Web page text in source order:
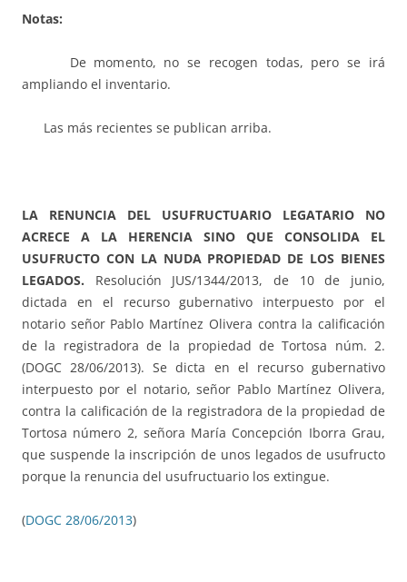
Notas:
De momento, no se recogen todas, pero se irá
ampliando el inventario.
Las más recientes se publican arriba.
LA RENUNCIA DEL USUFRUCTUARIO LEGATARIO NO
ACRECE A LA HERENCIA SINO QUE CONSOLIDA EL
USUFRUCTO CON LA NUDA PROPIEDAD DE LOS BIENES
LEGADOS. Resolución JUS/1344/2013, de 10 de junio,
dictada en el recurso gubernativo interpuesto por el
notario señor Pablo Martínez Olivera contra la calificación
de la registradora de la propiedad de Tortosa núm. 2.
(DOGC 28/06/2013). Se dicta en el recurso gubernativo
interpuesto por el notario, señor Pablo Martínez Olivera,
contra la calificación de la registradora de la propiedad de
Tortosa número 2, señora María Concepción Iborra Grau,
que suspende la inscripción de unos legados de usufructo
porque la renuncia del usufructuario los extingue.
(DOGC 28/06/2013)